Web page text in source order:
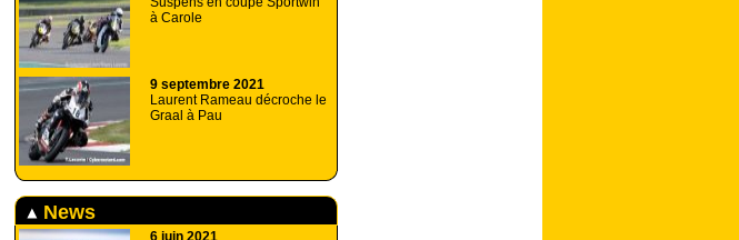
à Carole
9 septembre 2021
Laurent Rameau décroche le
Graal à Pau
News
6 juin 2021